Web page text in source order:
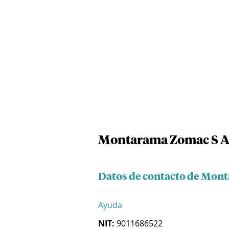
Montarama Zomac S A
Datos de contacto de
Ayuda
NIT: 9011686522